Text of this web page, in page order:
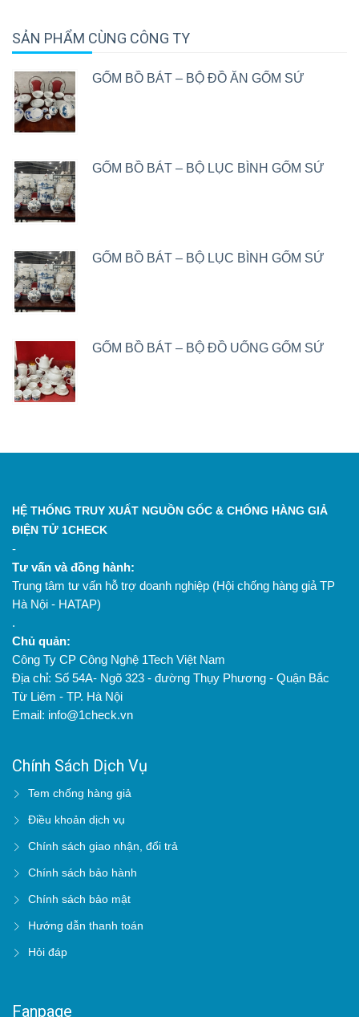
SẢN PHẨM CÙNG CÔNG TY
GỐM BỒ BÁT – BỘ ĐỒ ĂN GỐM SỨ
GỐM BỒ BÁT – BỘ LỤC BÌNH GỐM SỨ
GỐM BỒ BÁT – BỘ LỤC BÌNH GỐM SỨ
GỐM BỒ BÁT – BỘ ĐỒ UỐNG GỐM SỨ
HỆ THỐNG TRUY XUẤT NGUỒN GỐC & CHỐNG HÀNG GIẢ
ĐIỆN TỬ 1CHECK
-
Tư vấn và đồng hành:
Trung tâm tư vấn hỗ trợ doanh nghiệp (Hội chống hàng giả TP
Hà Nội - HATAP)
.
Chủ quản:
Công Ty CP Công Nghệ 1Tech Việt Nam
Địa chỉ: Số 54A- Ngõ 323 - đường Thụy Phương - Quận Bắc
Từ Liêm - TP. Hà Nội
Email: info@1check.vn
Chính Sách Dịch Vụ
Tem chống hàng giả
Điều khoản dịch vụ
Chính sách giao nhận, đổi trả
Chính sách bảo hành
Chính sách bảo mật
Hướng dẫn thanh toán
Hỏi đáp
Fanpage